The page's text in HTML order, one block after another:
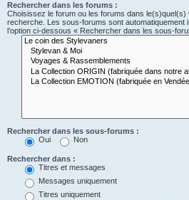
Rechercher dans les forums :
Choisissez le forum ou les forums dans
recherche. Les sous-forums sont automatiquement
l’option ci-dessous « Rechercher dans les sous-
Rechercher dans les sous-forums :
Oui
Non
Rechercher dans :
Titres et messages
Messages uniquement
Titres uniquement